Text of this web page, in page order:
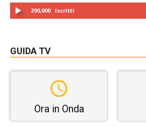
290,000 Iscritti
GUIDA TV
Ora in Onda